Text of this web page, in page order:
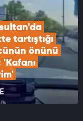
tartıştığı
önünü
'Kafanı